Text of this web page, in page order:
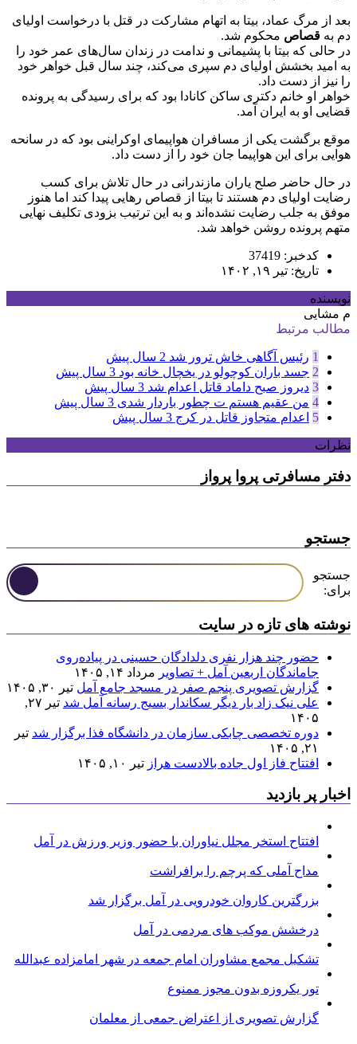
بعد از مرگ عماد، بیتا به اتهام مشارکت در قتل با درخواست اولیای
دم به قصاص محکوم شد.
در حالی که بیتا با پشیمانی و ندامت در زندان سال‌های عمر خود را
به امید بخشش اولیای دم سپری می‌کند، چند سال قبل خواهر خود
را نیز از دست داد.
خواهر او خانم دکتری ساکن کانادا بود که برای رسیدگی به پرونده
قضایی او به ایران آمد.
موقع برگشت یکی از مسافران هواپیمای اوکراینی بود که در سانحه
هوایی برای این هواپیما جان خود را از دست داد.
در حال حاضر صلح یاران مازندرانی در حال تلاش برای کسب
رضایت اولیای دم هستند تا بیتا از قصاص رهایی پیدا کند اما هنوز
موفق به جلب رضایت نشده‌اند و به این ترتیب بزودی تکلیف نهایی
متهم پرونده روشن خواهد شد.
کدخبر: 37419
تاریخ: تیر ۱۹, ۱۴۰۲
نویسنده
م مشایی
مطالب مرتبط
1 رئیس آگاهی خاش ترور شد 2 سال پیش
2 جسد باران کوچولو در یخچال خانه بود 3 سال پیش
3 دیروز صبح داماد قاتل اعدام شد 3 سال پیش
4 من عقیم هستم ت چطور باردار شدی 3 سال پیش
5
اعدام متجاوز قاتل در کرج 3 سال پیش
نظرات
دفتر مسافرتی پروا پرواز
جستجو
جستجو
برای:
نوشته های تازه در سایت
حضور چند هزار نفری دلدادگان حسینی در پیاده‌روی
جاماندگان اربعین آمل + تصاویر مرداد ۱۴, ۱۴۰۵
گزارش تصویری پنجم صفر در مسجد جامع آمل تیر ۳۰, ۱۴۰۵
علی نیک زاد بار دیگر سکاندار بسیج رسانه آمل شد
تیر ۲۷,
۱۴۰۵
دوره تخصصی چابکی سازمان در دانشگاه فذا برگزار شد تیر
۲۱, ۱۴۰۵
افتتاح فاز اول جاده بالادست هراز تیر ۱۰, ۱۴۰۵
اخبار پر بازدید
افتتاح استخر مجلل نیاوران با حضور وزیر ورزش در آمل
مداح آملی که پرچم را برافراشت
بزرگترین کاروان خودرویی در آمل برگزار شد
درخشش موکب های مردمی در آمل
تشکیل مجمع مشاوران امام جمعه در شهر امامزاده عبدالله
تور یکروزه بدون مجوز ممنوع
گزارش تصویری از اعتراض جمعی از معلمان